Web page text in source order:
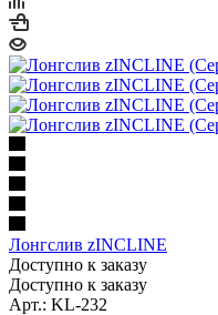
Лонгслив zINCLINE
Доступно к заказу
Доступно к заказу
Арт.: KL-232